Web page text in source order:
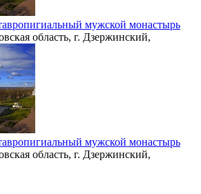
мужской монастырь
область, г. Дзержинский,
мужской монастырь
область, г. Дзержинский,